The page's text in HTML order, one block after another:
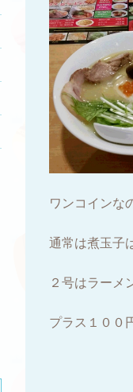
ワンコインな
通常は煮玉子
２号はラーメ
プラス１００